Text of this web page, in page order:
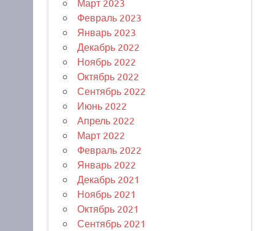
Март 2023
Февраль 2023
Январь 2023
Декабрь 2022
Ноябрь 2022
Октябрь 2022
Сентябрь 2022
Июнь 2022
Апрель 2022
Март 2022
Февраль 2022
Январь 2022
Декабрь 2021
Ноябрь 2021
Октябрь 2021
Сентябрь 2021